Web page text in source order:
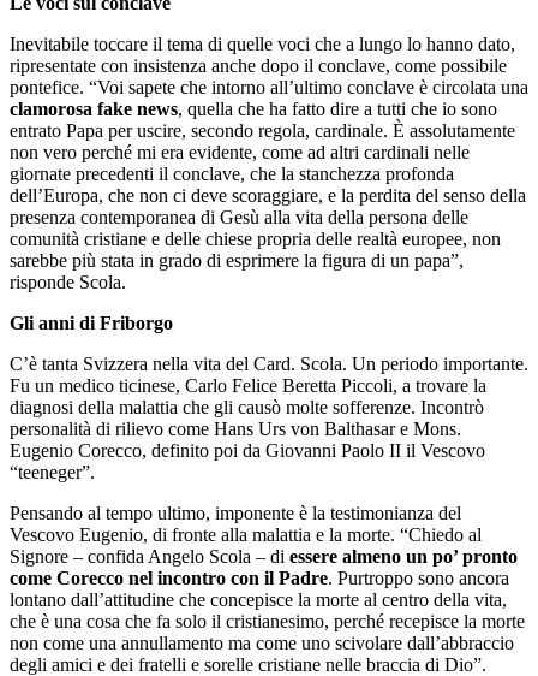
Inevitabile toccare il tema di quelle voci che a lungo lo hanno dato,
ripresentate con insistenza anche dopo il conclave, come possibile
pontefice. “Voi sapete che intorno all’ultimo conclave è circolata una
clamorosa fake news, quella che ha fatto dire a tutti che io sono
entrato Papa per uscire, secondo regola, cardinale. È assolutamente
non vero perché mi era evidente, come ad altri cardinali nelle
giornate precedenti il conclave, che la stanchezza profonda
dell’Europa, che non ci deve scoraggiare, e la perdita del senso della
presenza contemporanea di Gesù alla vita della persona delle
comunità cristiane e delle chiese propria delle realtà europee, non
sarebbe più stata in grado di esprimere la figura di un papa”,
risponde Scola.
Gli anni di Friborgo
C’è tanta Svizzera nella vita del Card. Scola. Un periodo importante.
Fu un medico ticinese, Carlo Felice Beretta Piccoli, a trovare la
diagnosi della malattia che gli causò molte sofferenze. Incontrò
personalità di rilievo come Hans Urs von Balthasar e Mons.
Eugenio Corecco, definito poi da Giovanni Paolo II il Vescovo
“teeneger”.
Pensando al tempo ultimo, imponente è la testimonianza del
Vescovo Eugenio, di fronte alla malattia e la morte. “Chiedo al
Signore – confida Angelo Scola – di essere almeno un po’ pronto
come Corecco nel incontro con il Padre. Purtroppo sono ancora
lontano dall’attitudine che concepisce la morte al centro della vita,
che è una cosa che fa solo il cristianesimo, perché recepisce la morte
non come una annullamento ma come uno scivolare dall’abbraccio
degli amici e dei fratelli e sorelle cristiane nelle braccia di Dio”.